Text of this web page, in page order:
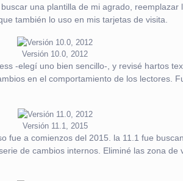
una plantilla de mi agrado,
también lo uso en mis tarjetas de visita.
Versión 10.0, 2012
-elegí uno bien sencillo-, y revisé hartos
en el comportamiento de los lectores.
Versión 11.1, 2015
fue a comienzos del 2015. la 11.1 fue
de cambios internos. Eliminé las zona de